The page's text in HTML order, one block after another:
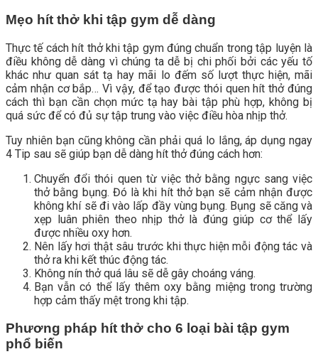
Mẹo hít thở khi tập gym dễ dàng
Thực tế cách hít thở khi tập gym đúng chuẩn trong tập luyện là
điều không dễ dàng vì chúng ta dễ bị chi phối bởi các yếu tố
khác như quan sát tạ hay mãi lo đếm số lượt thực hiện, mãi
cảm nhận cơ bắp… Vì vậy, để tạo được thói quen hít thở đúng
cách thì bạn cần chọn mức tạ hay bài tập phù hợp, không bị
quá sức để có đủ sự tập trung vào việc điều hòa nhịp thở.
Tuy nhiên bạn cũng không cần phải quá lo lắng, áp dụng ngay
4 Tip sau sẽ giúp bạn dễ dàng hít thở đúng cách hơn:
Chuyển đổi thói quen từ việc thở bằng ngực sang việc
thở bằng bụng. Đó là khi hít thở bạn sẽ cảm nhận được
không khí sẽ đi vào lấp đầy vùng bụng. Bụng sẽ căng và
xẹp luân phiên theo nhịp thở là đúng giúp cơ thể lấy
được nhiều oxy hơn.
Nên lấy hơi thật sâu trước khi thực hiện mỗi động tác và
thở ra khi kết thúc động tác.
Không nín thở quá lâu sẽ dễ gây choáng váng.
Bạn vẫn có thể lấy thêm oxy bằng miệng trong trường
hợp cảm thấy mệt trong khi tập.
Phương pháp hít thở cho 6 loại bài tập gym
phổ biến